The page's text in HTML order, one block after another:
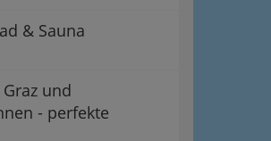
& Sauna
und
- perfekte